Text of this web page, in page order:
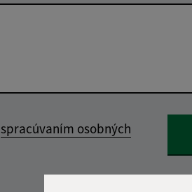
spracúvaním osobných